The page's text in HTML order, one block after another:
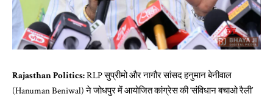
Rajasthan Politics:RLP सुप्रीमो और नागौर सांसद हनुमान बेनीवाल
(Hanuman Beniwal) ने जोधपुर में आयोजित कांग्रेस की ‘संविधान बचाओ रैली’